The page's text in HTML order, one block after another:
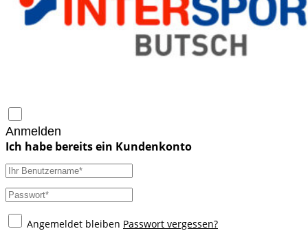
Anmelden
Angemeldet bleiben Passwort vergessen?